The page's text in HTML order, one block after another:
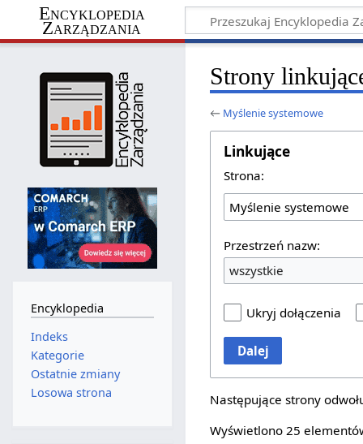
Encyklopedia
Zarządzania
Strony
← Myślenie systemowe
Linkujące
Strona:
Przestrzeń nazw:
wszystkie
Ukryj dołączenia
Dalej
Następujące strony
Wyświetlono 25
Encyklopedia
Indeks
Kategorie
Ostatnie zmiany
Losowa strona